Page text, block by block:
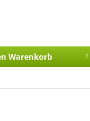
Warenkorb